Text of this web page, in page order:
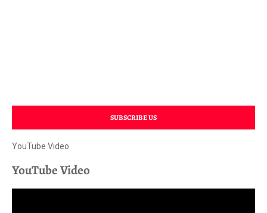
SUBSCRIBE US
YouTube Video
YouTube Video